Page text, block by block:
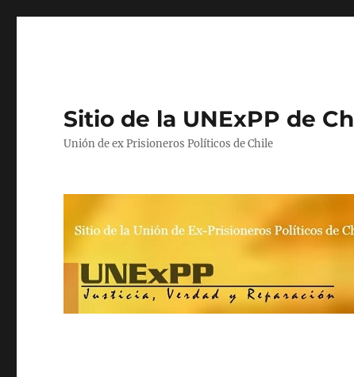
Sitio de la UNExPP de
Unión de ex Prisioneros Políticos de Chile